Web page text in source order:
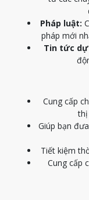
Pháp luật:
pháp mới
Tin tức dự
Cung cấp
thị
Giúp bạn
Tiết kiệm
Cung cấp